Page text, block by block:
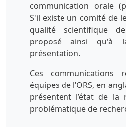
communication orale
S'il existe un comité de
qualité scientifique
proposé ainsi qu'à
présentation.
Ces communications
équipes de l’ORS, en
présentent l’état de la
problématique de